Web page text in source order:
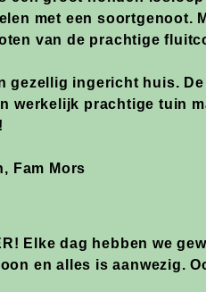
met een soortgenoot.
van de prachtige
gezellig ingericht huis.
werkelijk prachtige tuin
Fam Mors
Elke dag hebben we
en alles is aanwezig.